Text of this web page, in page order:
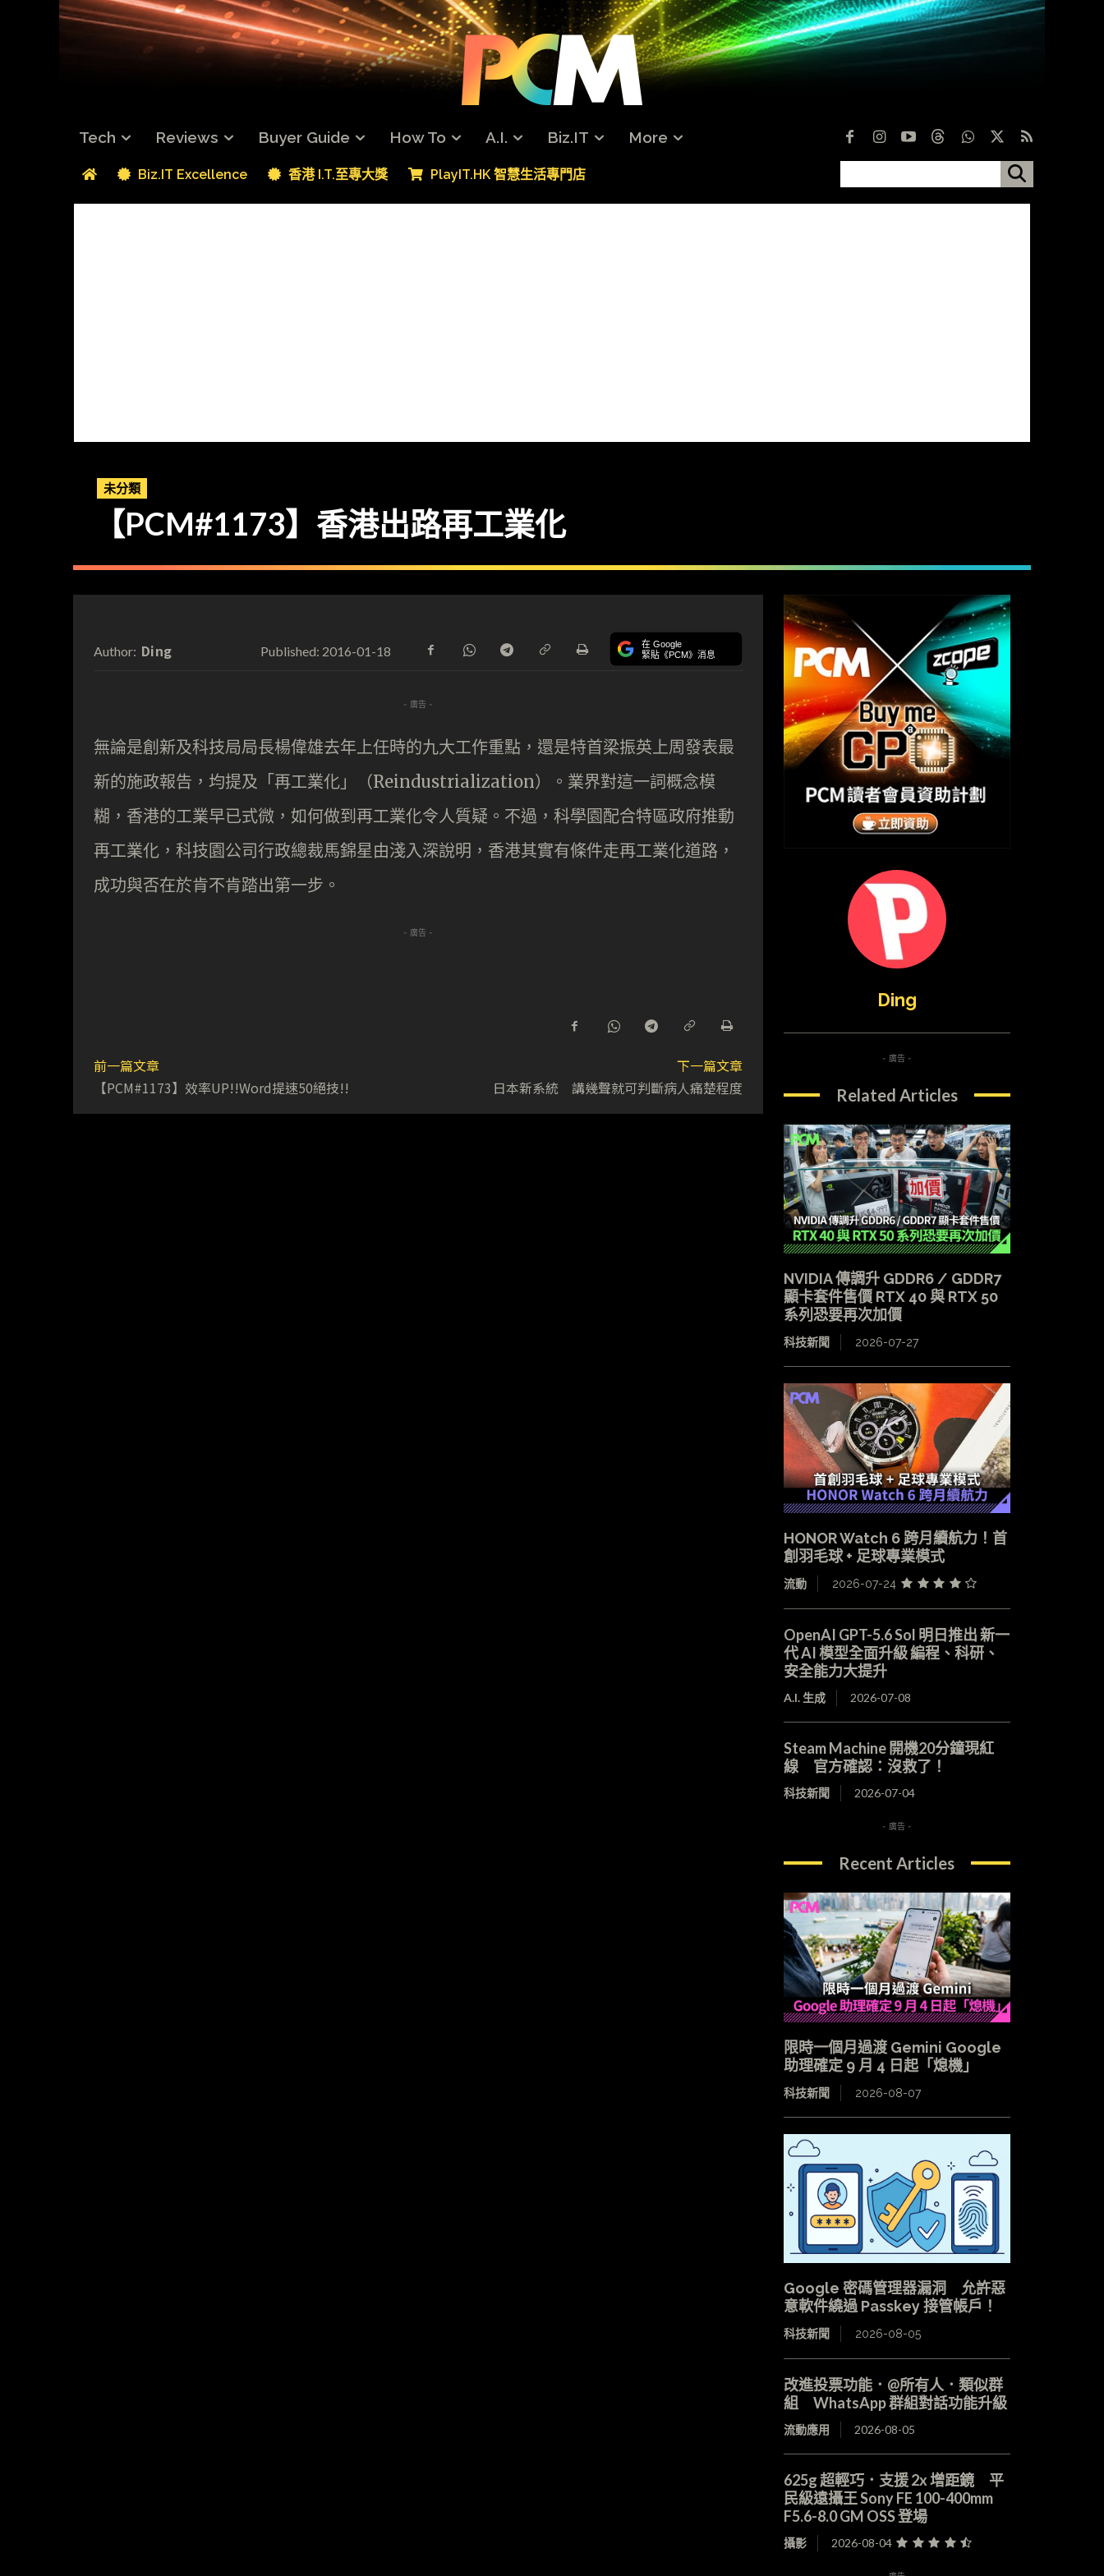
Tech Reviews Buyer Guide How To A.I. Biz.IT More
Biz.IT Excellence 香港 I.T.至專大獎 PlayIT.HK 智慧生活專門店
未分類
【PCM#1173】香港出路再工業化
Author: Ding Published: 2016-01-18 在 Google
緊貼《PCM》消息
- 廣告 -
無論是創新及科技局局長楊偉雄去年上任時的九大工作重點，還是特首梁振英上周發表最
新的施政報告，均提及「再工業化」（Reindustrialization）。業界對這一詞概念模
糊，香港的工業早已式微，如何做到再工業化令人質疑。不過，科學園配合特區政府推動
再工業化，科技園公司行政總裁馬錦星由淺入深說明，香港其實有條件走再工業化道路，
成功與否在於肯不肯踏出第一步。
- 廣告 -
前一篇文章
【PCM#1173】效率UP!!Word提速50絕技!!
下一篇文章
日本新系統 講幾聲就可判斷病人痛楚程度
Ding
- 廣告 -
Related Articles
NVIDIA 傳調升 GDDR6 / GDDR7
顯卡套件售價 RTX 40 與 RTX 50
系列恐要再次加價
科技新聞 2026-07-27
HONOR Watch 6 跨月續航力！首
創羽毛球 + 足球專業模式
流動 2026-07-24
OpenAI GPT-5.6 Sol 明日推出 新一
代 AI 模型全面升級 編程、科研、
安全能力大提升
A.I. 生成 2026-07-08
Steam Machine 開機20分鐘現紅
線 官方確認：沒救了！
科技新聞 2026-07-04
- 廣告 -
Recent Articles
限時一個月過渡 Gemini Google
助理確定 9 月 4 日起「熄機」
科技新聞 2026-08-07
Google 密碼管理器漏洞 允許惡
意軟件繞過 Passkey 接管帳戶！
科技新聞 2026-08-05
改進投票功能．@所有人．類似群
組 WhatsApp 群組對話功能升級
流動應用 2026-08-05
625g 超輕巧．支援 2x 增距鏡 平
民級遠攝王 Sony FE 100-400mm
F5.6-8.0 GM OSS 登場
攝影 2026-08-04